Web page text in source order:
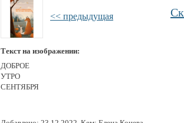
<< предыдущая
Текст на изображении:
ДОБРОЕ
УТРО
СЕНТЯБРЯ